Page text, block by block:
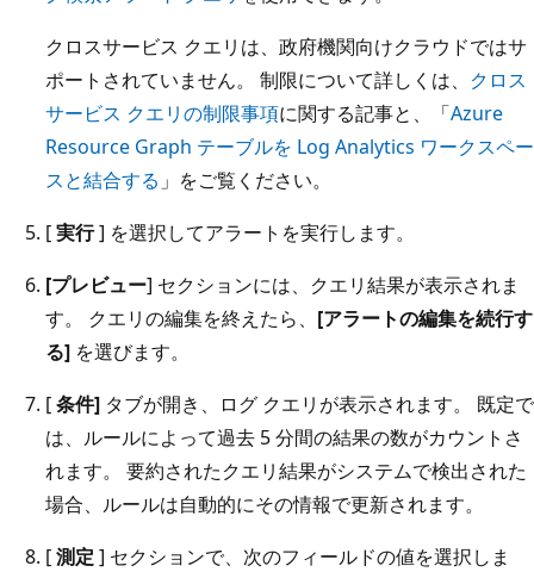
クロスサービス クエリは、政府機関向けクラウドではサ
ポートされていません。 制限について詳しくは、 クロス
サービス クエリの制限事項に関する記事と、「Azure
Resource Graph テーブルを Log Analytics ワークスペー
スと結合する」をご覧ください。
[実行] を選択してアラートを実行します。
[プレビュー] セクションには、クエリ結果が表示されま
す。 クエリの編集を終えたら、 [アラートの編集を続行す
る] を選びます。
[条件] タブが開き、ログ クエリが表示されます。 既定で
は、ルールによって過去 5 分間の結果の数がカウントさ
れます。 要約されたクエリ結果がシステムで検出された
場合、ルールは自動的にその情報で更新されます。
[測定] セクションで、次のフィールドの値を選択しま